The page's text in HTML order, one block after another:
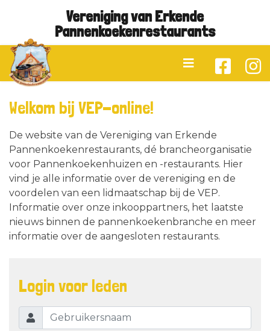
Vereniging van Erkende
Pannenkoekenrestaurants
Welkom bij VEP-online!
De website van de Vereniging van Erkende
Pannenkoekenrestaurants, dé brancheorganisatie
voor Pannenkoekenhuizen en -restaurants. Hier
vind je alle informatie over de vereniging en de
voordelen van een lidmaatschap bij de VEP.
Informatie over onze inkooppartners, het laatste
nieuws binnen de pannenkoekenbranche en meer
informatie over de aangesloten restaurants.
Login voor leden